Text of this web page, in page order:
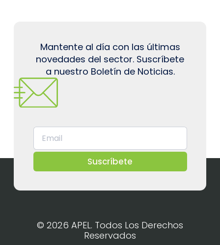
Mantente al día con las últimas
novedades del sector. Suscríbete
a nuestro Boletín de Noticias.
Suscríbete
© 2026 APEL. Todos Los Derechos
Reservados